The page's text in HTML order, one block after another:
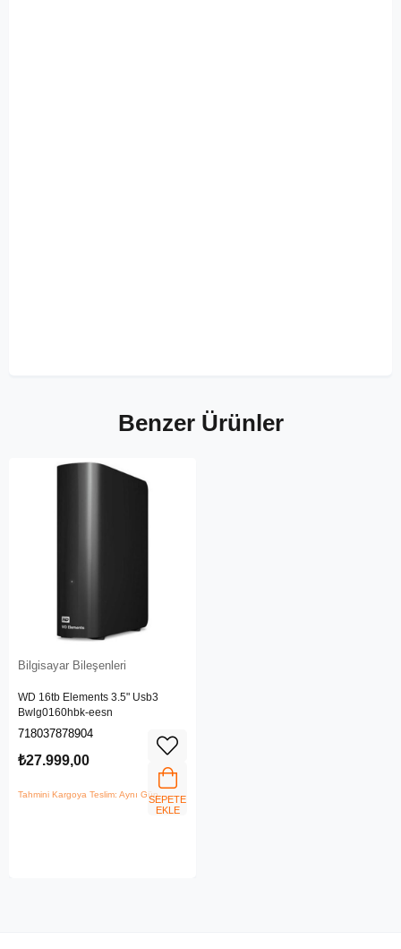
Benzer Ürünler
Bilgisayar Bileşenleri
WD 16tb Elements 3.5" Usb3
Bwlg0160hbk-eesn
718037878904
₺27.999,00
Tahmini Kargoya Teslim: Aynı GünSEPETE
EKLE